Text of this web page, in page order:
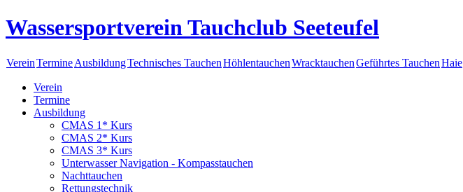
Wassersportverein Tauchclub Seeteufel
VereinTermineAusbildungTechnisches TauchenHöhlentauchenWracktauchenGeführtes TauchenHaie
Verein
Termine
Ausbildung
CMAS 1* Kurs
CMAS 2* Kurs
CMAS 3* Kurs
Unterwasser Navigation - Kompasstauchen
Nachttauchen
Rettungstechnik